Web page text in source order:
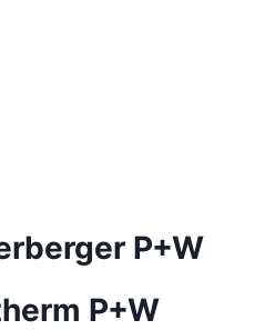
P+W
P+W